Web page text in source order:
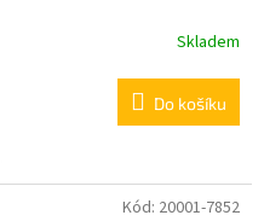
Skladem
Do košíku
Kód: 20001-7852